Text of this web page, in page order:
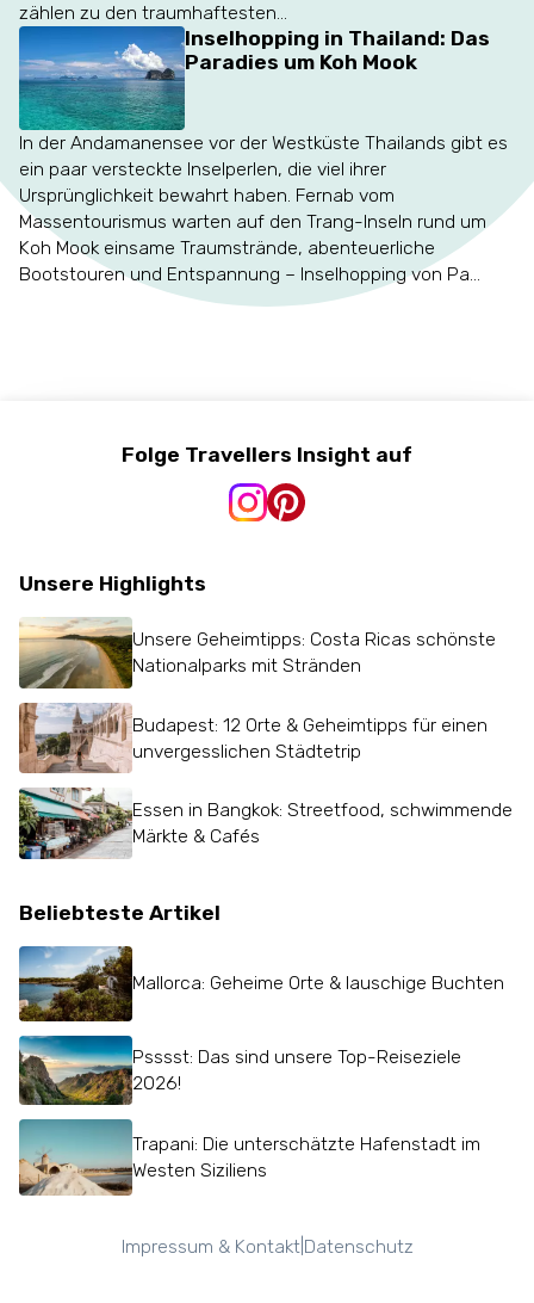
zählen zu den traumhaftesten...
Inselhopping in Thailand: Das
Paradies um Koh Mook
In der Andamanensee vor der Westküste Thailands gibt es
ein paar versteckte Inselperlen, die viel ihrer
Ursprünglichkeit bewahrt haben. Fernab vom
Massentourismus warten auf den Trang-Inseln rund um
Koh Mook einsame Traumstrände, abenteuerliche
Bootstouren und Entspannung – Inselhopping von Pa...
Folge Travellers Insight auf
Unsere Highlights
Unsere Geheimtipps: Costa Ricas schönste
Nationalparks mit Stränden
Budapest: 12 Orte & Geheimtipps für einen
unvergesslichen Städtetrip
Essen in Bangkok: Streetfood, schwimmende
Märkte & Cafés
Beliebteste Artikel
Mallorca: Geheime Orte & lauschige Buchten
Psssst: Das sind unsere Top-Reiseziele
2026!
Trapani: Die unterschätzte Hafenstadt im
Westen Siziliens
Impressum & Kontakt| Datenschutz